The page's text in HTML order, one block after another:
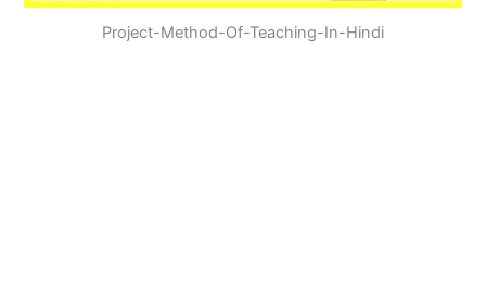
Project-Method-Of-Teaching-In-Hindi